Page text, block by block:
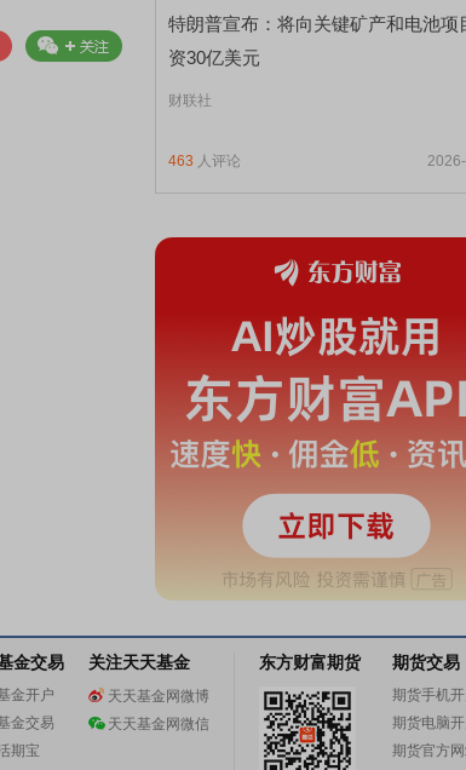
特朗普宣布：将向关键矿产和电池项
资30亿美元
财联社
463 人评论
金交易
金开户
金交易
期宝
关注天天基金
天天基金网微博
天天基金网微信
东方财富期货 期货交易
期货手机
期货电脑
期货官方